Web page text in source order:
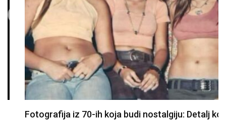
Fotografija iz 70-ih koja budi nostalgiju: Detalj koji…